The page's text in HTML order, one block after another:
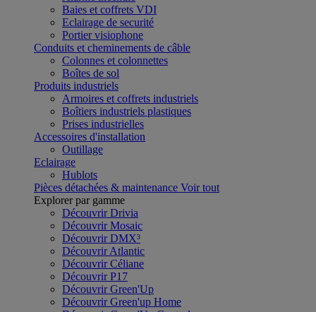
Baies et coffrets VDI
Eclairage de securité
Portier visiophone
Conduits et cheminements de câble
Colonnes et colonnettes
Boîtes de sol
Produits industriels
Armoires et coffrets industriels
Boîtiers industriels plastiques
Prises industrielles
Accessoires d'installation
Outillage
Eclairage
Hublots
Pièces détachées & maintenance Voir tout
Explorer par gamme
Découvrir Drivia
Découvrir Mosaic
Découvrir DMX³
Découvrir Atlantic
Découvrir Céliane
Découvrir P17
Découvrir Green'Up
Découvrir Green'up Home